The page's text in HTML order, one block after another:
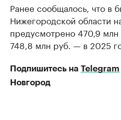
Ранее сообщалось, что в
Нижегородской области
предусмотрено 470,9
748,8 млн руб. — в 2025
Подпишитесь на Telegram
Новгород